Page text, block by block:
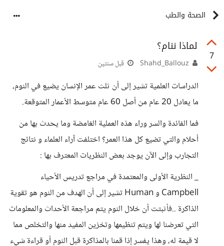
الصحة والطب
7
لماذا ننام؟
قبل سنتين
الدراسات العلمية تشير إلى أن ثلث عمر الإنسان يضيع في النوم،
ما يعادل 20 عام من أصل 60 عام متوسط الأعمار المتوقعة.
فما الفائدة والسر وراء هذه العملية الغامضة وما يحدث بها من
أحلام والتي تضيع كل هذا العمر؟ اختلفت آراء العلماء و نتائج
التجارب وإلى الآن يوجد بعض النظريات المعترف بها :
_ النظرية الأولى والمعتمدة في مراجع تدريس الأحياء
Campbell و Human تشير إلى أن الهدف من النوم هو تقوية
الذاكرة ..فأثبتت أن خلال النوم يتم مراجعة الأحداث والمعلومات
التي تعرضنا لها ويتم تنظيمها وتخزين المفيد منها والتخلص مما
لا قيمة له، وهذا يفسر إذا قمنا بالمذاكرة قبل النوم أو قراءة شيء